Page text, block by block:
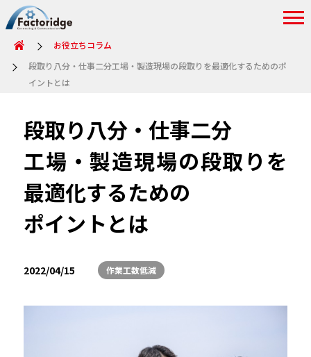
お役立ちコラム
段取り八分・仕事二分工場・製造現場の段取りを最適化するためのポ
イントとは
段取り八分・仕事二分
工場・製造現場の段取りを
最適化するための
ポイントとは
2022/04/15 作業工数低減